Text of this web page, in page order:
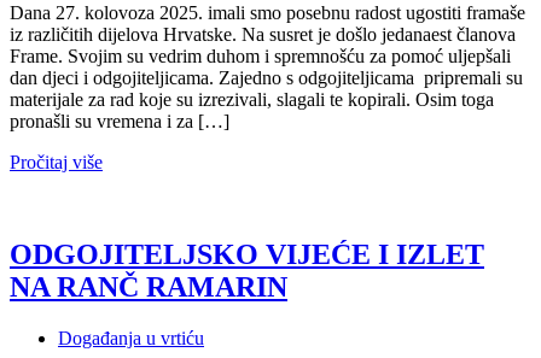
Dana 27. kolovoza 2025. imali smo posebnu radost ugostiti framaše
iz različitih dijelova Hrvatske. Na susret je došlo jedanaest članova
Frame. Svojim su vedrim duhom i spremnošću za pomoć uljepšali
dan djeci i odgojiteljicama. Zajedno s odgojiteljicama pripremali su
materijale za rad koje su izrezivali, slagali te kopirali. Osim toga
pronašli su vremena i za […]
Pročitaj više
ODGOJITELJSKO VIJEĆE I IZLET
NA RANČ RAMARIN
Događanja u vrtiću